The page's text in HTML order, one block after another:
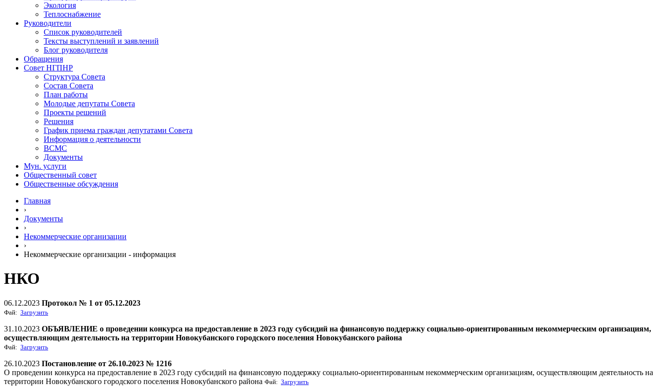
Экология
Теплоснабжение
Руководители
Список руководителей
Тексты выступлений и заявлений
Блог руководителя
Обращения
Совет НГПНР
Структура Совета
Состав Совета
План работы
Молодые депутаты Совета
Проекты решений
Решения
График приема граждан депутатами Совета
Информация о деятельности
ВСМС
Документы
Мун. услуги
Общественный совет
Общественные обсуждения
Главная
›
Документы
›
Некоммерческие организации
›
Некоммерческие организации - информация
НКО
06.12.2023 Протокол № 1 от 05.12.2023
Фай: Загрузить
31.10.2023 ОБЪЯВЛЕНИЕ о проведении конкурса на предоставление в 2023 году субсидий на финансовую поддержку социально-ориентированным некоммерческим организациям,
осуществляющим деятельность на территории Новокубанского городского поселения Новокубанского района
Фай: Загрузить
26.10.2023 Постановление от 26.10.2023 № 1216
О проведении конкурса на предоставление в 2023 году субсидий на финансовую поддержку социально-ориентированным некоммерческим организациям, осуществляющим деятельность на
территории Новокубанского городского поселения Новокубанского района Фай: Загрузить